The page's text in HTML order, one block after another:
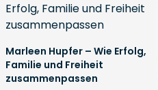
Marleen Hupfer – Wie Erfolg,
Familie und Freiheit
zusammenpassen